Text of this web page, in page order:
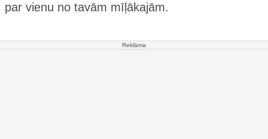
par vienu no tavām mīļākajām.
Reklāma